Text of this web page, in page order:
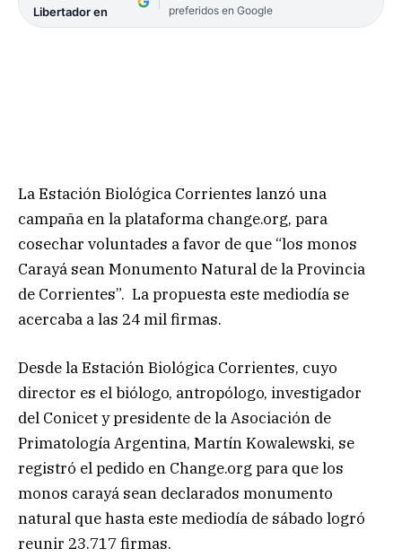
Libertador en
preferidos en Google
La Estación Biológica Corrientes lanzó una
campaña en la plataforma change.org, para
cosechar voluntades a favor de que “los monos
Carayá sean Monumento Natural de la Provincia
de Corrientes”. La propuesta este mediodía se
acercaba a las 24 mil firmas.
Desde la Estación Biológica Corrientes, cuyo
director es el biólogo, antropólogo, investigador
del Conicet y presidente de la Asociación de
Primatología Argentina, Martín Kowalewski, se
registró el pedido en Change.org para que los
monos carayá sean declarados monumento
natural que hasta este mediodía de sábado logró
reunir 23.717 firmas.